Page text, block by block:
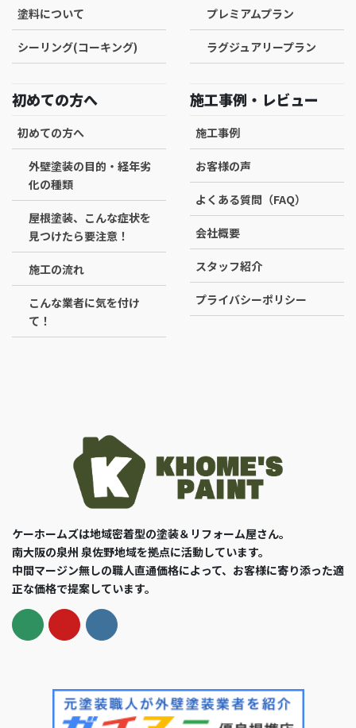
塗料について
シーリング(コーキング)
プレミアムプラン
ラグジュアリープラン
初めての方へ
初めての方へ
外壁塗装の目的・経年劣
化の種類
屋根塗装、こんな症状を
見つけたら要注意！
施工の流れ
こんな業者に気を付け
て！
施工事例・レビュー
施工事例
お客様の声
よくある質問（FAQ）
会社概要
スタッフ紹介
プライバシーポリシー
ケーホームズは地域密着型の塗装＆リフォーム屋さん。
南大阪の泉州 泉佐野地域を拠点に活動しています。
中間マージン無しの職人直通価格によって、お客様に寄り添った適
正な価格で提案しています。